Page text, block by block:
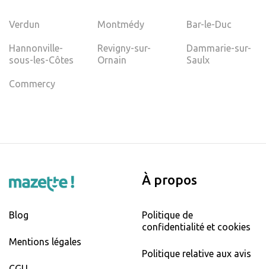
Verdun Montmédy Bar-le-Duc
Hannonville-
sous-les-Côtes
Revigny-sur-
Ornain
Dammarie-sur-
Saulx
Commercy
Blog
Mentions légales
À propos
Politique de
confidentialité et cookies
Politique relative aux avis